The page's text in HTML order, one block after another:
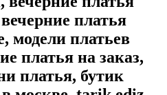
платья
модели платьев
платья на заказ,
платья, бутик